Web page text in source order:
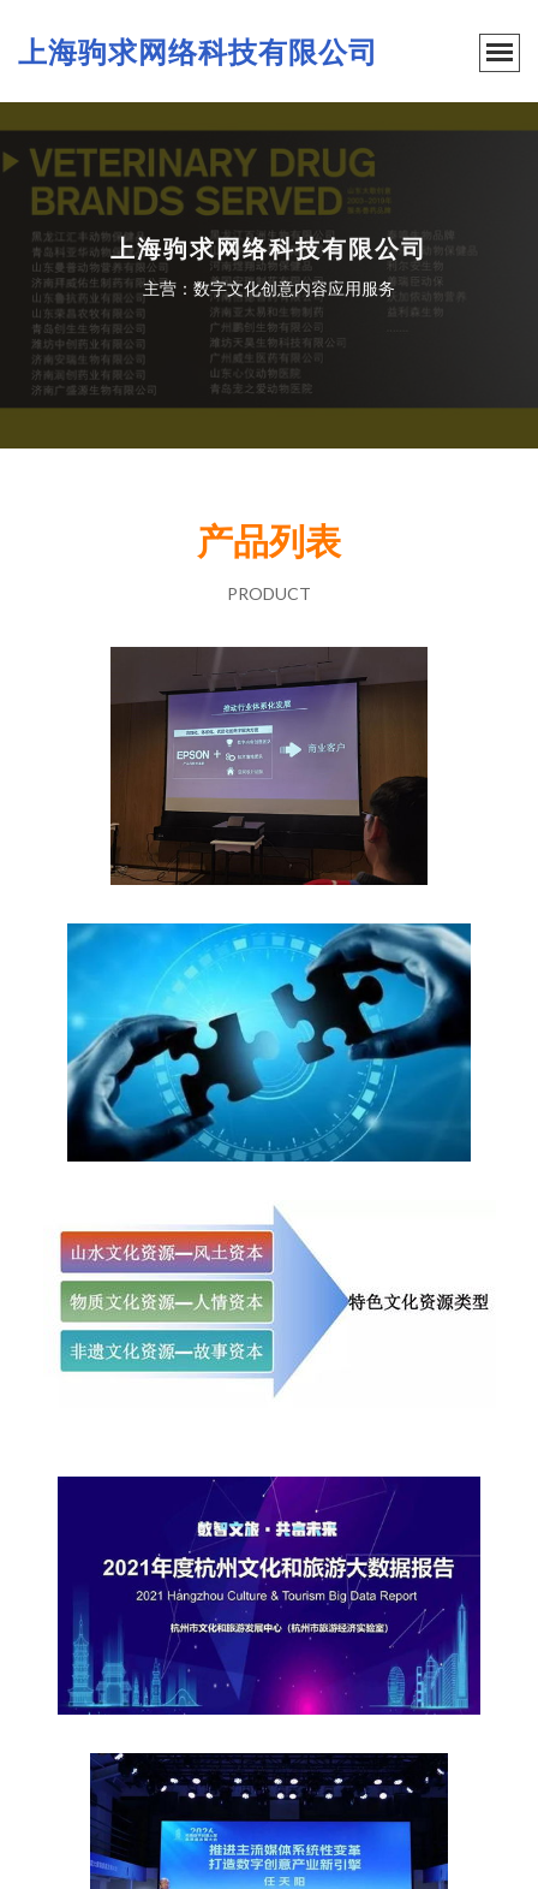
上海驹求网络科技有限公司
上海驹求网络科技有限公司
主营：数字文化创意内容应用服务
产品列表
PRODUCT